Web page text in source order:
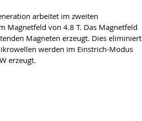
arbeitet im zweiten
Magnetfeld von 4.8 T. Das Magnetfeld
Magneten erzeugt. Dies eliminiert
werden im Einstrich-Modus
erzeugt.